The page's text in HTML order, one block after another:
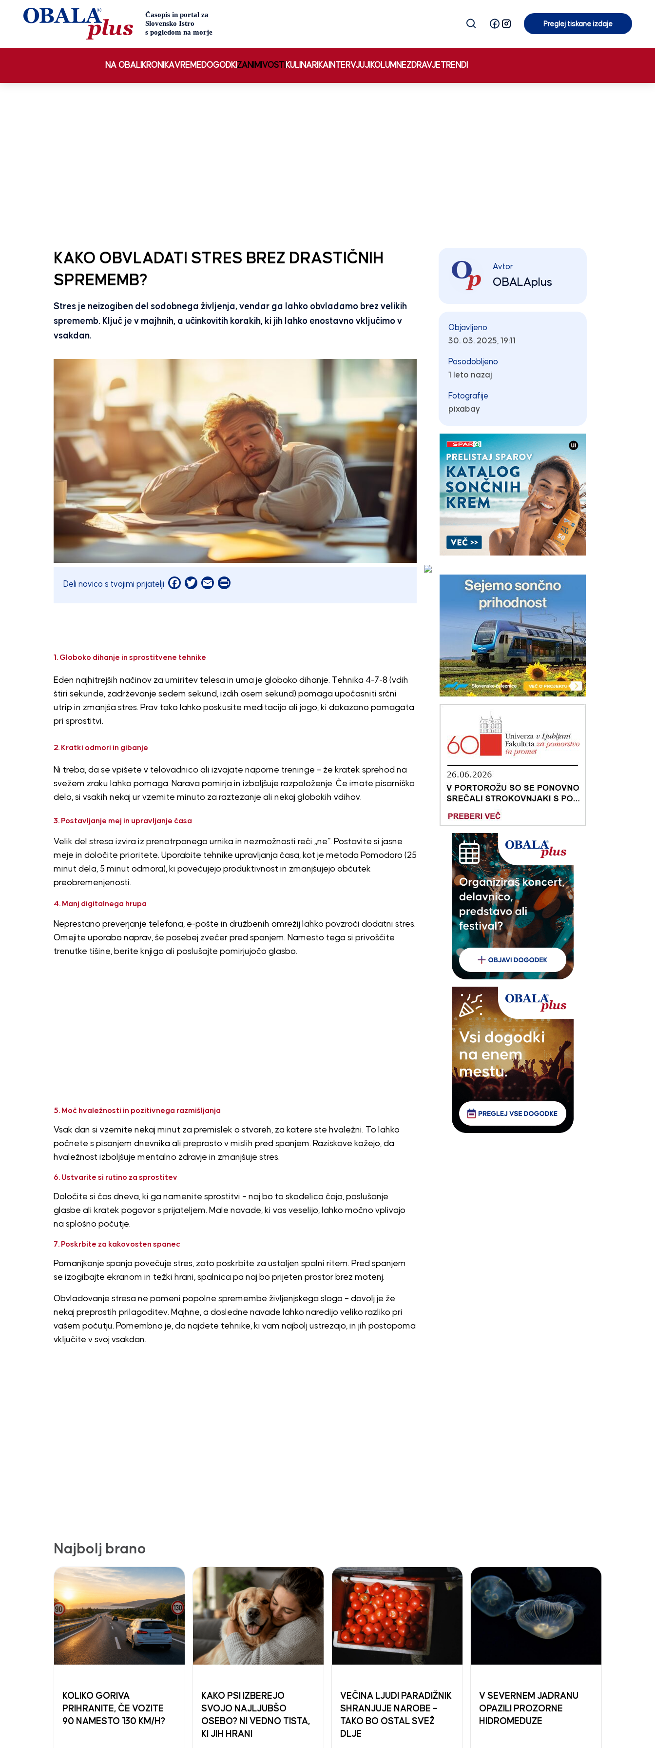
Preglej tiskane izdaje
NA OBALI KRONIKAVREMEDOGODKIZANIMIVOSTI KULINARIKA INTERVJUJI KOLUMNEZDRAVJETRENDI
KAKO OBVLADATI STRES BREZ DRASTIČNIH
SPREMEMB?
Stres je neizogiben del sodobnega življenja, vendar ga lahko obvladamo brez velikih
sprememb. Ključ je v majhnih, a učinkovitih korakih, ki jih lahko enostavno vključimo v
vsakdan.
Deli novico s tvojimi prijatelji Facebook
Twitter
EmailPrint
1. Globoko dihanje in sprostitvene tehnike
Eden najhitrejših načinov za umiritev telesa in uma je globoko dihanje. Tehnika 4-7-8 (vdih
štiri sekunde, zadrževanje sedem sekund, izdih osem sekund) pomaga upočasniti srčni
utrip in zmanjša stres. Prav tako lahko poskusite meditacijo ali jogo, ki dokazano pomagata
pri sprostitvi.
2. Kratki odmori in gibanje
Ni treba, da se vpišete v telovadnico ali izvajate naporne treninge – že kratek sprehod na
svežem zraku lahko pomaga. Narava pomirja in izboljšuje razpoloženje. Če imate pisarniško
delo, si vsakih nekaj ur vzemite minuto za raztezanje ali nekaj globokih vdihov.
3. Postavljanje mej in upravljanje časa
Velik del stresa izvira iz prenatrpanega urnika in nezmožnosti reči „ne“. Postavite si jasne
meje in določite prioritete. Uporabite tehnike upravljanja časa, kot je metoda Pomodoro (25
minut dela, 5 minut odmora), ki povečujejo produktivnost in zmanjšujejo občutek
preobremenjenosti.
4. Manj digitalnega hrupa
Neprestano preverjanje telefona, e-pošte in družbenih omrežij lahko povzroči dodatni stres.
Omejite uporabo naprav, še posebej zvečer pred spanjem. Namesto tega si privoščite
trenutke tišine, berite knjigo ali poslušajte pomirjujočo glasbo.
5. Moč hvaležnosti in pozitivnega razmišljanja
Vsak dan si vzemite nekaj minut za premislek o stvareh, za katere ste hvaležni. To lahko
počnete s pisanjem dnevnika ali preprosto v mislih pred spanjem. Raziskave kažejo, da
hvaležnost izboljšuje mentalno zdravje in zmanjšuje stres.
6. Ustvarite si rutino za sprostitev
Določite si čas dneva, ki ga namenite sprostitvi – naj bo to skodelica čaja, poslušanje
glasbe ali kratek pogovor s prijateljem. Male navade, ki vas veselijo, lahko močno vplivajo
na splošno počutje.
7. Poskrbite za kakovosten spanec
Pomanjkanje spanja povečuje stres, zato poskrbite za ustaljen spalni ritem. Pred spanjem
se izogibajte ekranom in težki hrani, spalnica pa naj bo prijeten prostor brez motenj.
Obvladovanje stresa ne pomeni popolne spremembe življenjskega sloga – dovolj je že
nekaj preprostih prilagoditev. Majhne, a dosledne navade lahko naredijo veliko razliko pri
vašem počutju. Pomembno je, da najdete tehnike, ki vam najbolj ustrezajo, in jih postopoma
vključite v svoj vsakdan.
Avtor
OBALAplus
Objavljeno
30. 03. 2025, 19:11
Posodobljeno
1 leto nazaj
Fotografije
pixabay
Najbolj brano
KOLIKO GORIVA
PRIHRANITE, ČE VOZITE
90 NAMESTO 130 KM/H?
KAKO PSI IZBEREJO
SVOJO NAJLJUBŠO
OSEBO? NI VEDNO TISTA,
KI JIH HRANI
VEČINA LJUDI PARADIŽNIK
SHRANJUJE NAROBE –
TAKO BO OSTAL SVEŽ
DLJE
V SEVERNEM JADRANU
OPAZILI PROZORNE
HIDROMEDUZE